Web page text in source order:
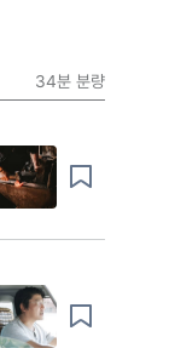
34분 분량